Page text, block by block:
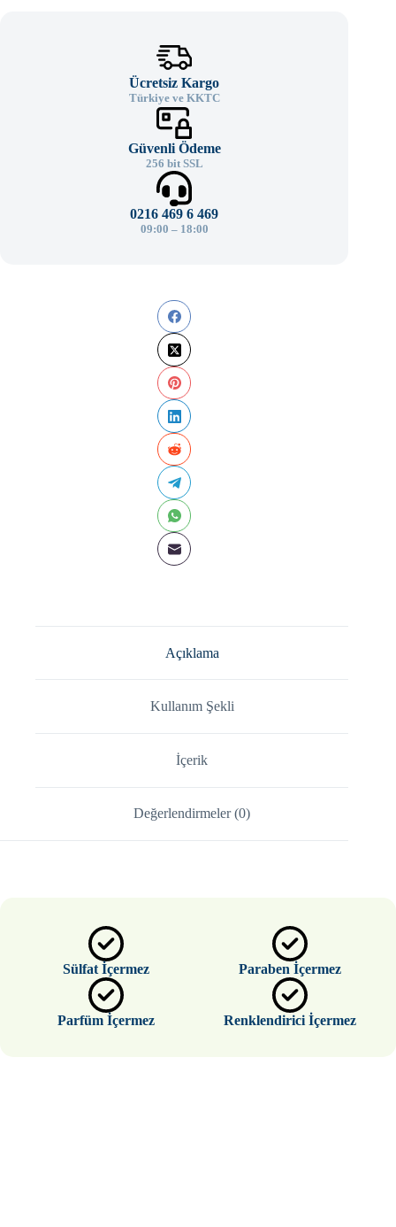
Ücretsiz Kargo
Türkiye ve KKTC
Güvenli Ödeme
256 bit SSL
0216 469 6 469
09:00 – 18:00
Açıklama
Kullanım Şekli
İçerik
Değerlendirmeler (0)
Sülfat İçermez Paraben İçermez
Parfüm İçermez Renklendirici İçermez